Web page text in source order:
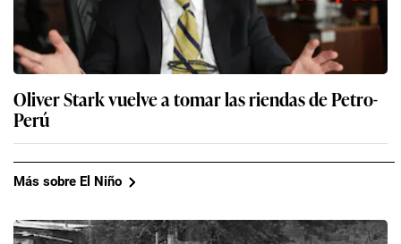
Oliver Stark vuelve a tomar las riendas de Petro-
Perú
Más sobre El Niño